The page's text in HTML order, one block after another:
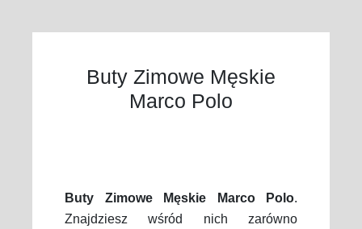
Buty Zimowe Męskie
Marco Polo
Buty Zimowe Męskie Marco Polo.
Znajdziesz wśród nich zarówno